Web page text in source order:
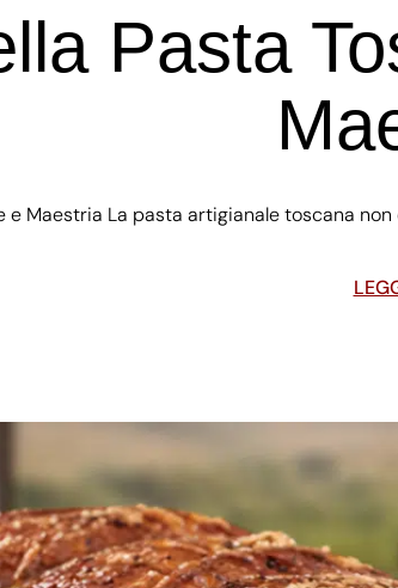
Pasta
e Maestria La pasta artigianale toscana